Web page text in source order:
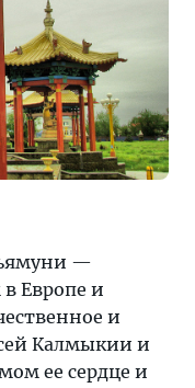
—
Европе и
и
Калмыкии и
ее сердце и